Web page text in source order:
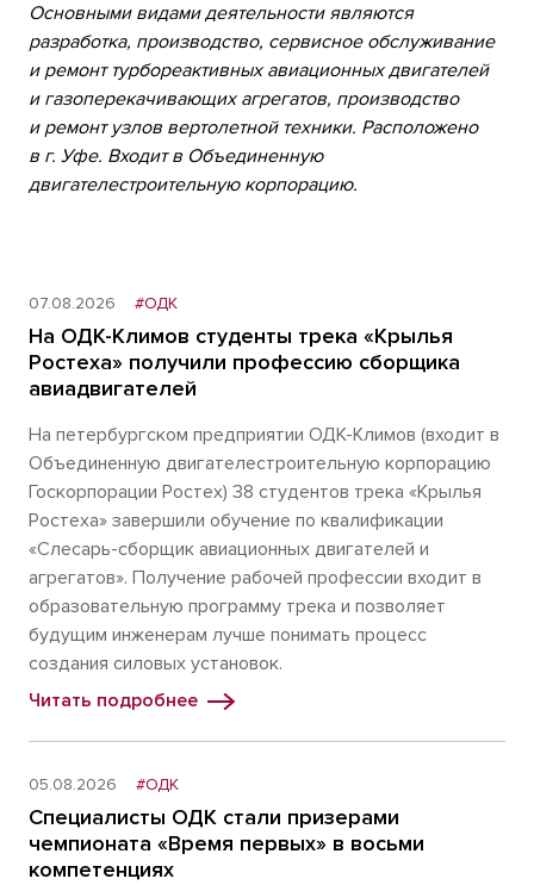
Основными видами деятельности являются
разработка, производство, сервисное обслуживание
и ремонт турбореактивных авиационных двигателей
и газоперекачивающих агрегатов, производство
и ремонт узлов вертолетной техники. Расположено
в г. Уфе. Входит в Объединенную
двигателестроительную корпорацию.
07.08.2026 #ОДК
На ОДК-Климов студенты трека «Крылья
Ростеха» получили профессию сборщика
авиадвигателей
На петербургском предприятии ОДК-Климов (входит в
Объединенную двигателестроительную корпорацию
Госкорпорации Ростех) 38 студентов трека «Крылья
Ростеха» завершили обучение по квалификации
«Слесарь-сборщик авиационных двигателей и
агрегатов». Получение рабочей профессии входит в
образовательную программу трека и позволяет
будущим инженерам лучше понимать процесс
создания силовых установок.
Читать подробнее
05.08.2026 #ОДК
Специалисты ОДК стали призерами
чемпионата «Время первых» в восьми
компетенциях